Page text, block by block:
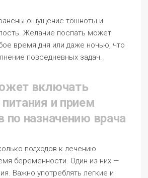
ощущение тошноты и
Желание поспать может
время дня или даже ночью, что
повседневных задач.
включать
и прием
по назначению врача
подходов к лечению
беременности. Один из них —
Важно употреблять легкие и